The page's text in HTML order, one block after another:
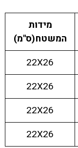
מידות
המשטח(ס"מ)
22X26
22X26
22X26
22X26